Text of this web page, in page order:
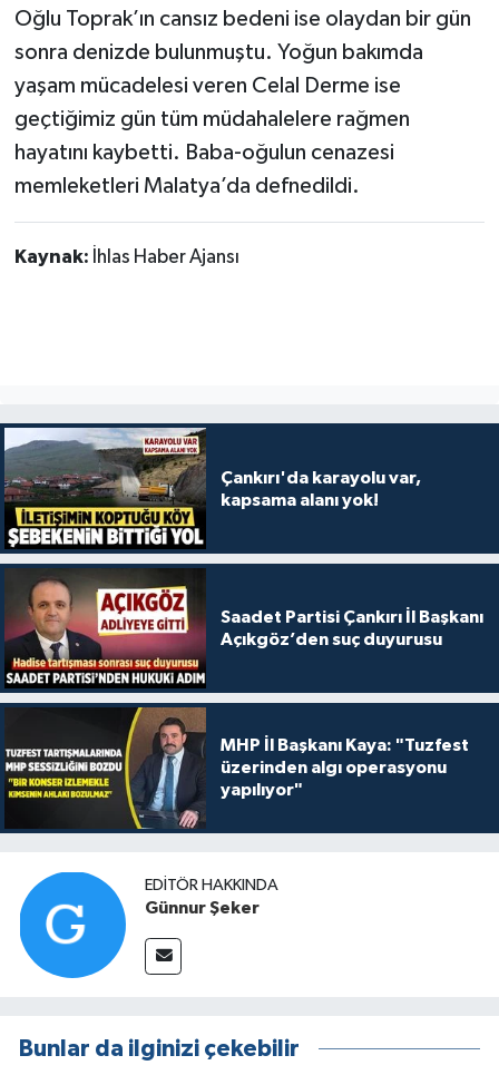
Oğlu Toprak’ın cansız bedeni ise olaydan bir gün
sonra denizde bulunmuştu. Yoğun bakımda
yaşam mücadelesi veren Celal Derme ise
geçtiğimiz gün tüm müdahalelere rağmen
hayatını kaybetti. Baba-oğulun cenazesi
memleketleri Malatya’da defnedildi.
Kaynak: İhlas Haber Ajansı
Çankırı'da karayolu var,
kapsama alanı yok!
Saadet Partisi Çankırı İl Başkanı
Açıkgöz’den suç duyurusu
MHP İl Başkanı Kaya: "Tuzfest
üzerinden algı operasyonu
yapılıyor"
EDITÖR HAKKINDA
Günnur Şeker
Bunlar da ilginizi çekebilir